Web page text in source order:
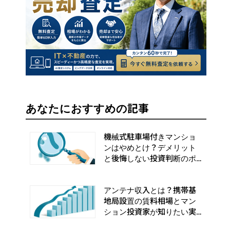
あなたにおすすめの記事
機械式駐車場付きマンショ
ンはやめとけ？デメリット
と後悔しない投資判断のポ
アンテナ収入とは？携帯基
地局設置の賃料相場とマン
ション投資家が知りたい実